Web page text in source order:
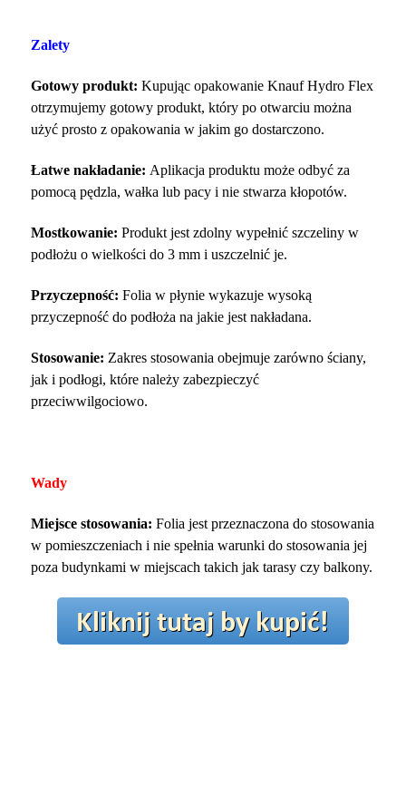
Zalety
Gotowy produkt: Kupując opakowanie Knauf Hydro Flex
otrzymujemy gotowy produkt, który po otwarciu można
użyć prosto z opakowania w jakim go dostarczono.
Łatwe nakładanie: Aplikacja produktu może odbyć za
pomocą pędzla, wałka lub pacy i nie stwarza kłopotów.
Mostkowanie: Produkt jest zdolny wypełnić szczeliny w
podłożu o wielkości do 3 mm i uszczelnić je.
Przyczepność: Folia w płynie wykazuje wysoką
przyczepność do podłoża na jakie jest nakładana.
Stosowanie: Zakres stosowania obejmuje zarówno ściany,
jak i podłogi, które należy zabezpieczyć
przeciwwilgociowo.
Wady
Miejsce stosowania: Folia jest przeznaczona do stosowania
w pomieszczeniach i nie spełnia warunki do stosowania jej
poza budynkami w miejscach takich jak tarasy czy balkony.